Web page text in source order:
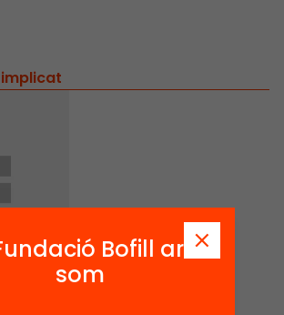
Bofill ara
som